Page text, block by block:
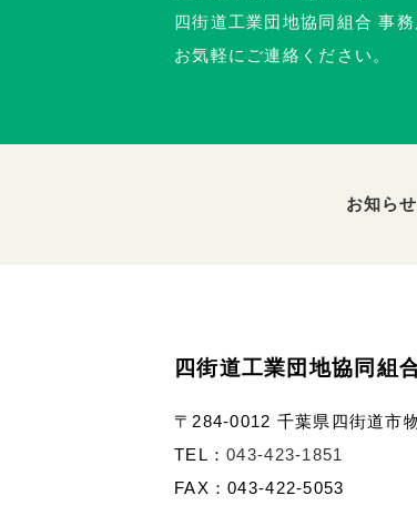
四街道工業団地協同組合 事
お気軽にご連絡ください。
お知らせ
四街道工業団地協同組
〒284-0012 千葉県四街道市
TEL：043-423-1851
FAX：043-422-5053